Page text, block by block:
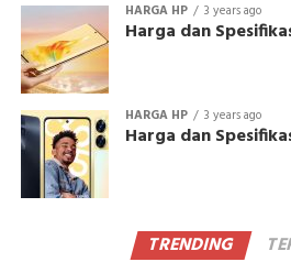
HARGA HP 3 years ago
Harga dan
HARGA HP 3 years ago
Harga dan
TRENDING